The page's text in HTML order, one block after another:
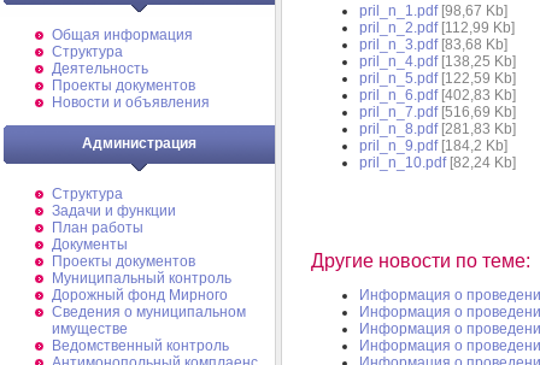
Общая информация
Структура
Деятельность
Проекты документов
Новости и объявления
Администрация
Структура
Задачи и функции
План работы
Документы
Проекты документов
Муниципальный контроль
Дорожный фонд Мирного
Cведения о муниципальном
имуществе
Ведомственный контроль
pril_n_1.pdf[98,67 Kb]
pril_n_2.pdf[112,99 Kb]
pril_n_3.pdf[83,68 Kb]
pril_n_4.pdf[138,25 Kb]
pril_n_5.pdf[122,59 Kb]
pril_n_6.pdf[402,83 Kb]
pril_n_7.pdf[516,69 Kb]
pril_n_8.pdf[281,83 Kb]
pril_n_9.pdf[184,2 Kb]
pril_n_10.pdf[82,24 Kb]
Другие новости по теме:
Информация о
Информация о
Информация о
Информация о